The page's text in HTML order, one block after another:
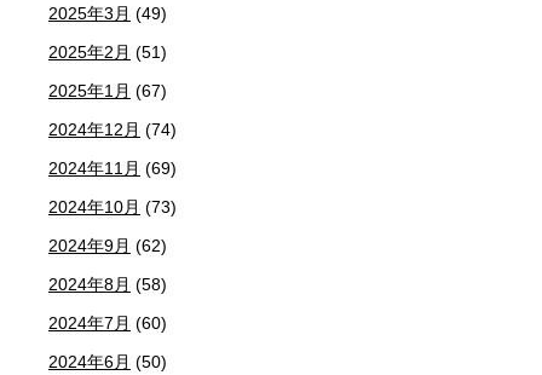
2025年3月 (49)
2025年2月 (51)
2025年1月 (67)
2024年12月 (74)
2024年11月 (69)
2024年10月 (73)
2024年9月 (62)
2024年8月 (58)
2024年7月 (60)
2024年6月 (50)